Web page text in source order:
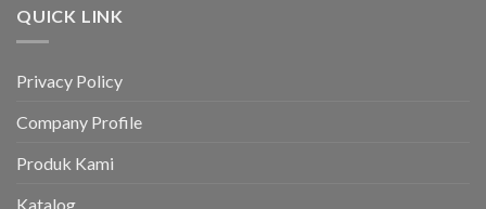
QUICK LINK
Privacy Policy
Company Profile
Produk Kami
Katalog